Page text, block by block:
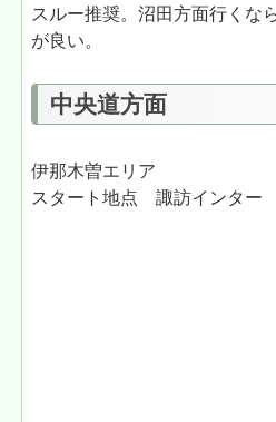
スルー推奨。沼田方面行くな
が良い。
中央道方面
伊那木曽エリア
スタート地点 諏訪インター